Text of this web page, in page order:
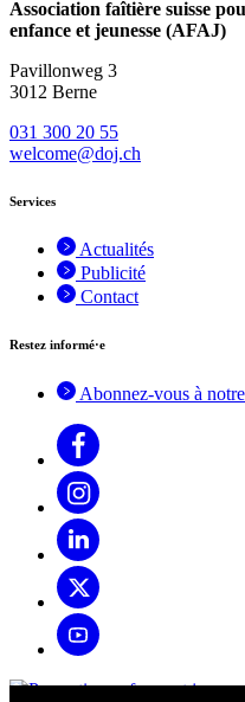
Association faîtière suisse
enfance et jeunesse (AFAJ)
Pavillonweg 3
3012 Berne
031 300 20 55
welcome@doj.ch
Services
Actualités
Publicité
Contact
Restez informé·e
Abonnez-vous à